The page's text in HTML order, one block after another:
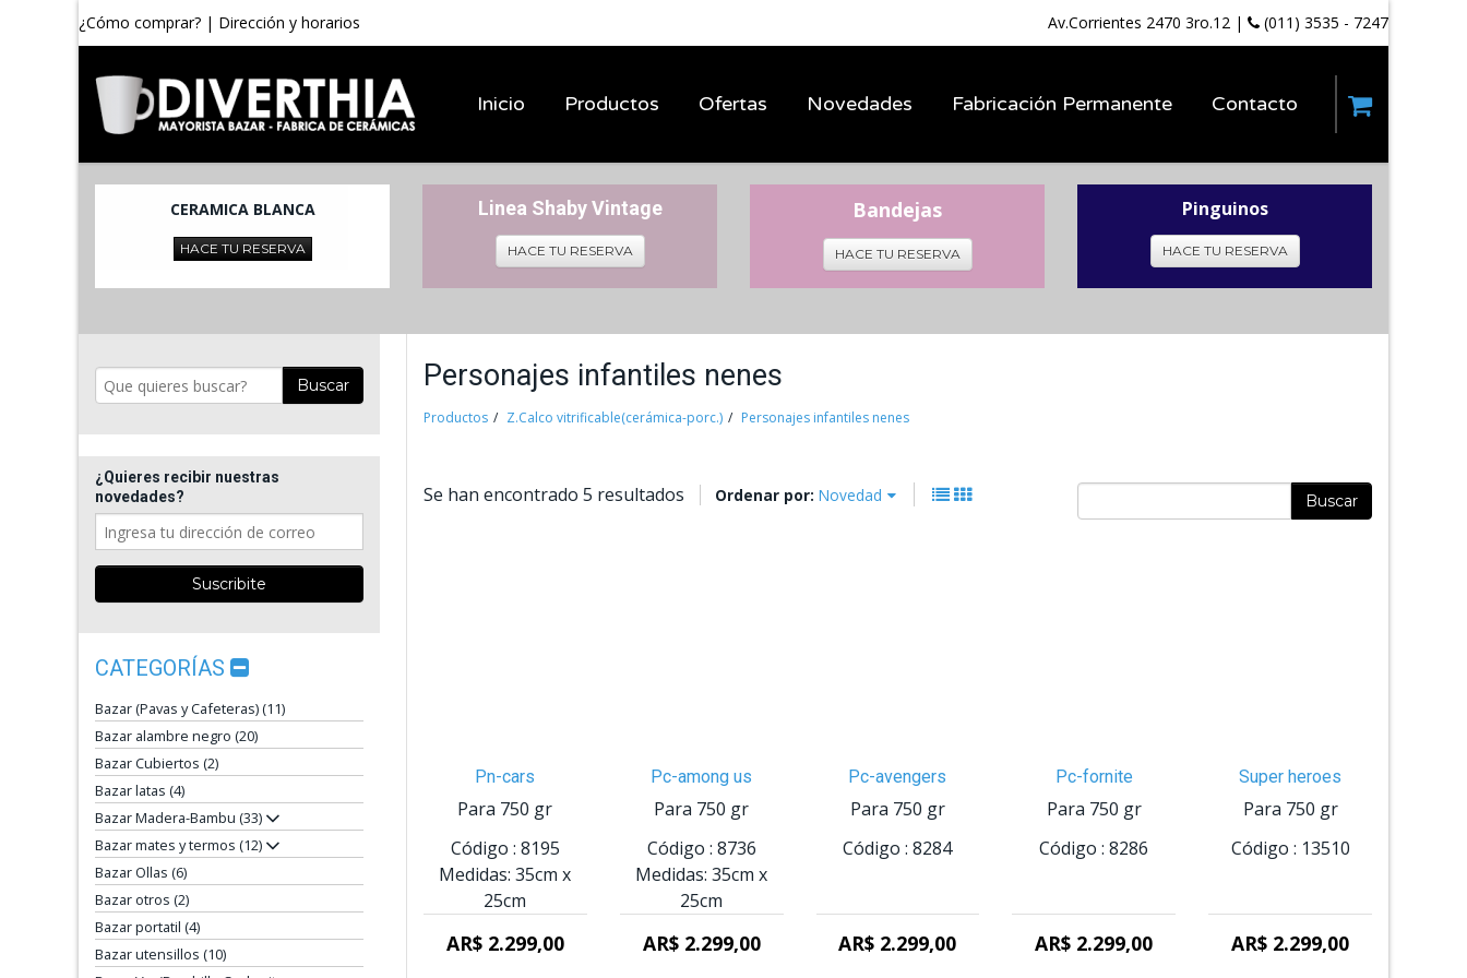
¿Cómo comprar? | Dirección y horarios Av.Corrientes 2470 3ro.12 | (011) 3535 - 7247
Inicio Productos Ofertas Novedades Fabricación Permanente Contacto
CERAMICA BLANCA
HACE TU RESERVA
Linea Shaby Vintage
HACE TU RESERVA
Bandejas
HACE TU RESERVA
Pinguinos
HACE TU RESERVA
Buscar
¿Quieres recibir nuestras
novedades?
CATEGORÍAS
Bazar (Pavas y Cafeteras) (11)
Bazar alambre negro (20)
Bazar Cubiertos (2)
Bazar latas (4)
Bazar Madera-Bambu (33)
Bazar mates y termos (12)
Bazar Ollas (6)
Bazar otros (2)
Bazar portatil (4)
Bazar utensillos (10)
Personajes infantiles nenes
Productos Z.Calco vitrificable(cerámica-porc.) Personajes infantiles nenes
Se han encontrado 5 resultados Ordenar por: Novedad Buscar
Pn-cars
Para 750 gr
Código : 8195
Medidas: 35cm x
25cm
AR$ 2.299,00
Pc-among us
Para 750 gr
Código : 8736
Medidas: 35cm x
25cm
AR$ 2.299,00
Pc-avengers
Para 750 gr
Código : 8284
AR$ 2.299,00
Pc-fornite
Para 750 gr
Código : 8286
AR$ 2.299,00
Super heroes
Para 750 gr
Código : 13510
AR$ 2.299,00